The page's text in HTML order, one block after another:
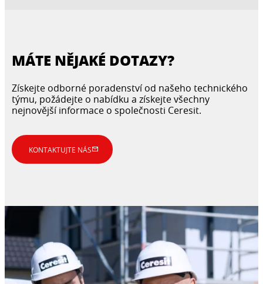
MÁTE NĚJAKÉ DOTAZY?
Získejte odborné poradenství od našeho technického
týmu, požádejte o nabídku a získejte všechny
nejnovější informace o společnosti Ceresit.
KONTAKTUJTE NÁS